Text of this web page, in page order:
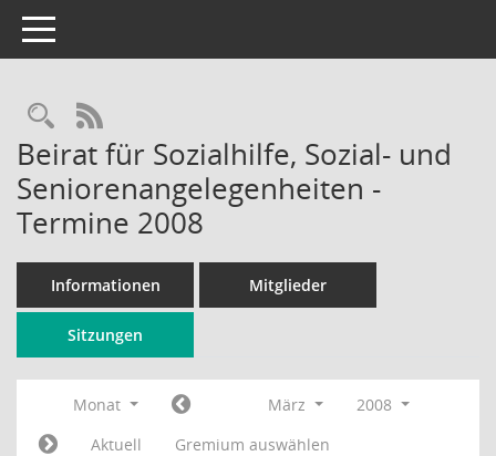
Toggle navigation
Rechercheauswahl
RSS-Feed
Beirat für Sozialhilfe, Sozial- und
Seniorenangelegenheiten -
Termine 2008
Informationen Mitglieder
Sitzungen
Monat März
2008
Aktuell
Gremium auswählen